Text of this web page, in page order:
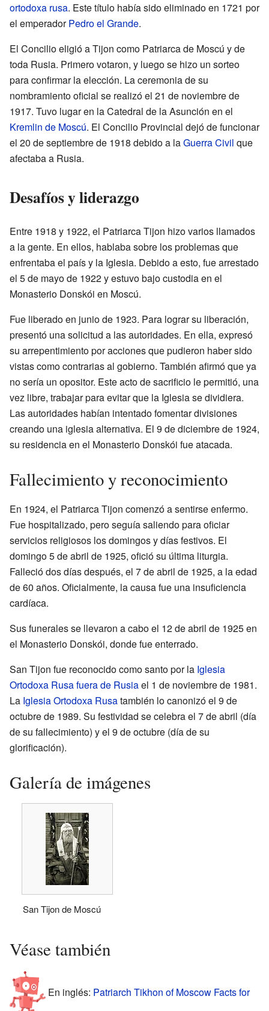
ortodoxa rusa. Este título había sido eliminado en 1721 por
el emperadorPedro el Grande.
El Concilio eligió a Tijon como Patriarca de Moscú y de
toda Rusia. Primero votaron, y luego se hizo un sorteo
para confirmar la elección. La ceremonia de su
nombramiento oficial se realizó el 21 de noviembre de
1917. Tuvo lugar en la Catedral de la Asunción en el
Kremlin de Moscú. El Concilio Provincial dejó de funcionar
el 20 de septiembre de 1918 debido a laGuerra Civil que
afectaba a Rusia.
Desafíos y liderazgo
Entre 1918 y 1922, el Patriarca Tijon hizo varios llamados
a la gente. En ellos, hablaba sobre los problemas que
enfrentaba el país y la Iglesia. Debido a esto, fue arrestado
el 5 de mayo de 1922 y estuvo bajo custodia en el
Monasterio Donskói en Moscú.
Fue liberado en junio de 1923. Para lograr su liberación,
presentó una solicitud a las autoridades. En ella, expresó
su arrepentimiento por acciones que pudieron haber sido
vistas como contrarias al gobierno. También afirmó que ya
no sería un opositor. Este acto de sacrificio le permitió, una
vez libre, trabajar para evitar que la Iglesia se dividiera.
Las autoridades habían intentado fomentar divisiones
creando una iglesia alternativa. El 9 de diciembre de 1924,
su residencia en el Monasterio Donskói fue atacada.
Fallecimiento y reconocimiento
En 1924, el Patriarca Tijon comenzó a sentirse enfermo.
Fue hospitalizado, pero seguía saliendo para oficiar
servicios religiosos los domingos y días festivos. El
domingo 5 de abril de 1925, ofició su última liturgia.
Falleció dos días después, el 7 de abril de 1925, a la edad
de 60 años. Oficialmente, la causa fue una insuficiencia
cardíaca.
Sus funerales se llevaron a cabo el 12 de abril de 1925 en
el Monasterio Donskói, donde fue enterrado.
San Tijon fue reconocido como santo por la Iglesia
Ortodoxa Rusa fuera de Rusiael 1 de noviembre de 1981.
La Iglesia Ortodoxa Rusatambién lo canonizó el 9 de
octubre de 1989. Su festividad se celebra el 7 de abril (día
de su fallecimiento) y el 9 de octubre (día de su
glorificación).
Galería de imágenes
San Tijon de Moscú
Véase también
En inglés: Patriarch Tikhon of Moscow Facts for